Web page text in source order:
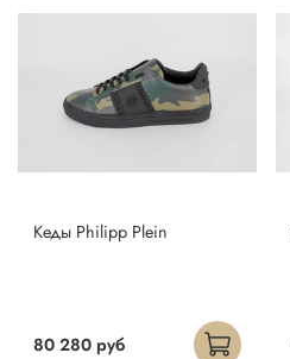
Кеды Philipp Plein
80 280 руб